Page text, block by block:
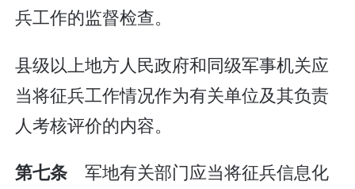
兵工作的监督检查。
县级以上地方人民政府和同级军事机关应
当将征兵工作情况作为有关单位及其负责
人考核评价的内容。
第七条 军地有关部门应当将征兵信息化